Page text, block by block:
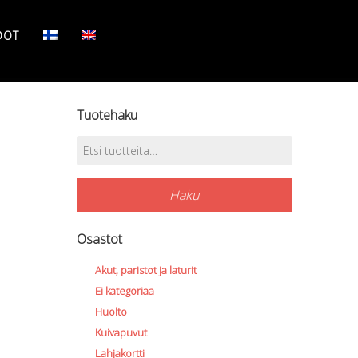
Tuotehaku
Etsi:
Haku
Osastot
Akut, paristot ja laturit
Ei kategoriaa
Huolto
Kuivapuvut
Lahjakortti